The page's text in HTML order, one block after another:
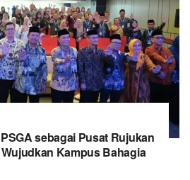
sebagai Pusat Rujukan
Kampus Bahagia